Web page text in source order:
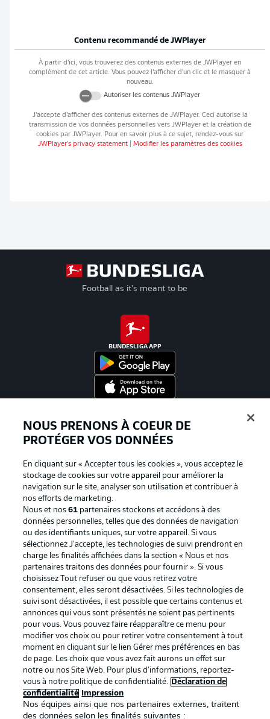
Contenu recommandé de JWPlayer
À partir d’ici, vous trouverez des contenus externes de JWPlayer en
complément de cet article. Vous pouvez l’afficher d’un clic et le masquer à
nouveau.
Autoriser les contenus JWPlayer
J’accepte d’afficher des contenus externes de JWPlayer. Ceci autorise la
transmission de vos données personnelles vers JWPlayeret la création de
cookies par JWPlayer. Pour en savoir plus à ce sujet, rendez-vous sur
JWPlayer's privacy statement| Modifier les paramètres des cookies
Football as it's meant to be
BUNDESLIGA APP
La publicité Conditions d’utilisation des
Mentions Légales Gérer mes préférences
Déclaration de
confidentialité
Diffuseurs
Travaux Contact
Impression Joueurs
NOUS PRENONS À COEUR DE
PROTÉGER VOS DONNÉES
En cliquant sur « Accepter tous les cookies », vous acceptez le
stockage de cookies sur votre appareil pour améliorer la
navigation sur le site, analyser son utilisation et contribuer à
nos efforts de marketing.
Nous et nos61 partenaires stockons et accédons à des
données personnelles, telles que des données de navigation
ou des identifiants uniques, sur votre appareil. Si vous
sélectionnez J'accepte, les technologies de suivi prendront en
charge les finalités affichées dans la section « Nous et nos
partenaires traitons des données pour fournir ». Si vous
choisissez Tout refuser ou que vous retirez votre
consentement, elles seront désactivées. Si les technologies de
suivi sont désactivées, il est possible que certains contenus et
annonces qui vous sont présentés ne soient pas pertinents
pour vous. Vous pouvez faire réapparaître ce menu pour
modifier vos choix ou pour retirer votre consentement à tout
moment en cliquant sur le lien Gérer mes préférences en bas
de page. Les choix que vous avez fait aurons un effet sur
notre ou nos Site Web. Pour plus d’informations, reportez-
vous à notre politique de confidentialité.
Déclaration de
confidentialité
Impression
Nos équipes ainsi que nos partenaires externes, traitent
des données selon les finalités suivantes :